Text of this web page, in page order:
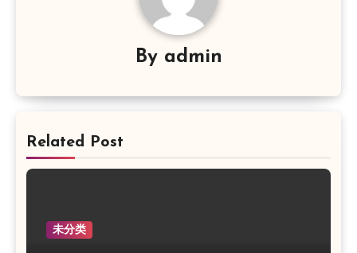
By admin
Related Post
未分类